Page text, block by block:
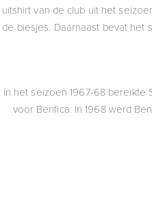
uitshirt van de club uit het
de biesjes. Daarnaast bevat het
In het seizoen 1967-68 bereikte
voor Benfica. In 1968 werd